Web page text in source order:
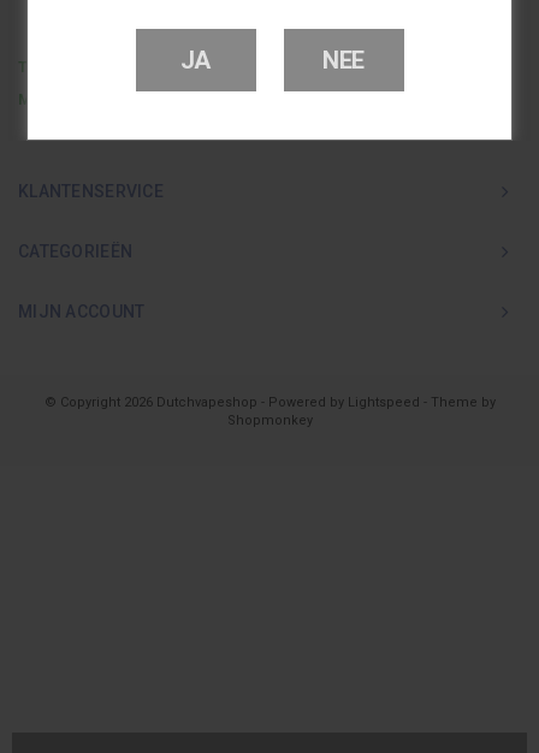
JA NEE
Telefoon
0251 839 447
KLANTENSERVICE
CATEGORIEËN
MIJN ACCOUNT
© Copyright 2026 Dutchvapeshop - Powered by Lightspeed - Theme by
Shopmonkey